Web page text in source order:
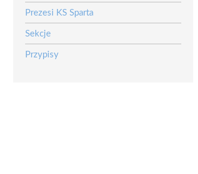
Prezesi KS Sparta
Sekcje
Przypisy